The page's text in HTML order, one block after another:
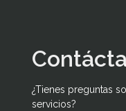
¿Tienes preguntas
servicios?